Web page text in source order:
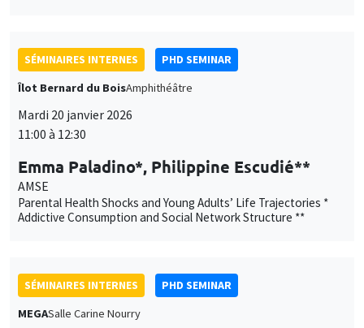
SÉMINAIRES INTERNES
PHD SEMINAR
Îlot Bernard du BoisAmphithéâtre
Mardi 20 janvier 2026
11:00 à 12:30
Emma Paladino*, Philippine Escudié**
AMSE
Parental Health Shocks and Young Adults’ Life Trajectories *
Addictive Consumption and Social Network Structure **
SÉMINAIRES INTERNES
PHD SEMINAR
MEGASalle Carine Nourry